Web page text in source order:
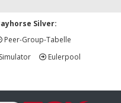
Silver:
Peer-Group-Tabelle
Eulerpool